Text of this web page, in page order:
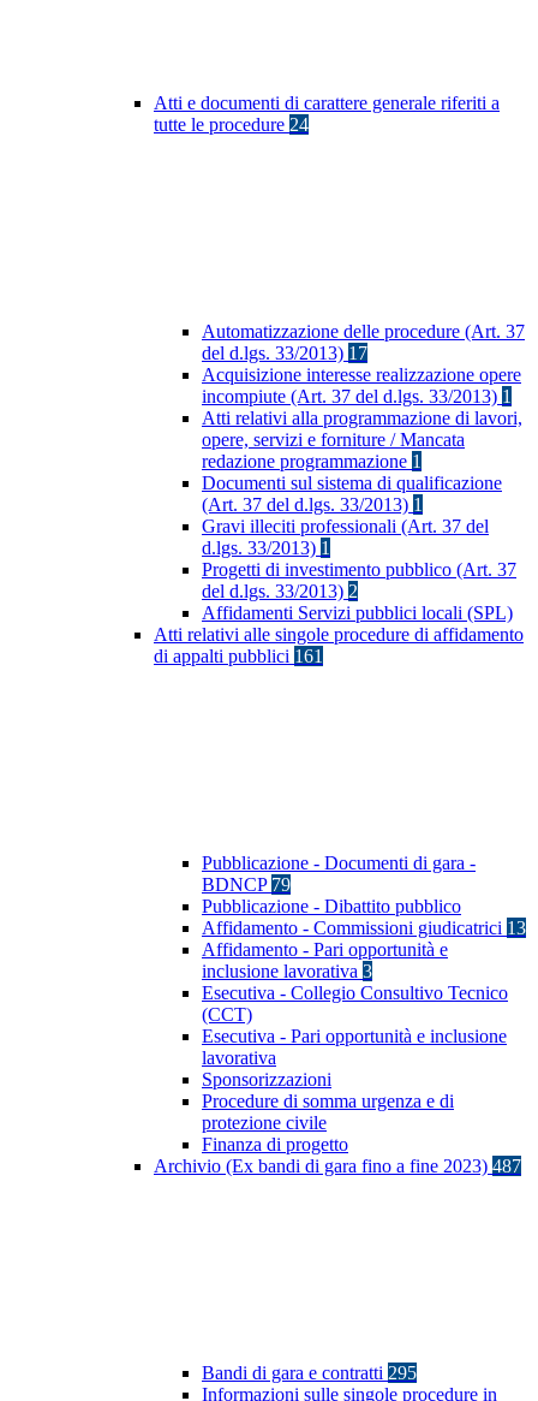
Atti e documenti di carattere generale riferiti a
tutte le procedure 24
Automatizzazione delle procedure (Art. 37
del d.lgs. 33/2013) 17
Acquisizione interesse realizzazione opere
incompiute (Art. 37 del d.lgs. 33/2013) 1
Atti relativi alla programmazione di lavori,
opere, servizi e forniture / Mancata
redazione programmazione 1
Documenti sul sistema di qualificazione
(Art. 37 del d.lgs. 33/2013) 1
Gravi illeciti professionali (Art. 37 del
d.lgs. 33/2013) 1
Progetti di investimento pubblico (Art. 37
del d.lgs. 33/2013) 2
Affidamenti Servizi pubblici locali (SPL)
Atti relativi alle singole procedure di affidamento
di appalti pubblici 161
Pubblicazione - Documenti di gara -
BDNCP 79
Pubblicazione - Dibattito pubblico
Affidamento - Commissioni giudicatrici 13
Affidamento - Pari opportunità e
inclusione lavorativa 3
Esecutiva - Collegio Consultivo Tecnico
(CCT)
Esecutiva - Pari opportunità e inclusione
lavorativa
Sponsorizzazioni
Procedure di somma urgenza e di
protezione civile
Finanza di progetto
Archivio (Ex bandi di gara fino a fine 2023) 487
Bandi di gara e contratti 295
Informazioni sulle singole procedure in